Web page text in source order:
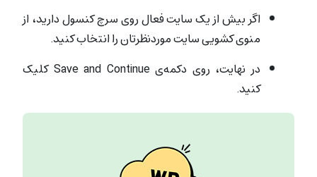
اگر بیش از یک سایت فعال روی سرچ کنسول دارید، از
منوی کشویی سایت موردنظرتان را انتخاب کنید.
در نهایت، روی دکمه‌‌ی Save and Continue کلیک
کنید.